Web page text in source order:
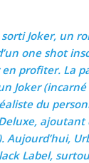
Joker, un
one shot
en profiter. La
Joker
du
Label,